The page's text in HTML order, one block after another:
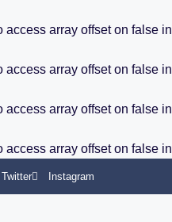
access array offset on false in
access array offset on false in
access array offset on false in
access array offset on false in
Twitter Instagram